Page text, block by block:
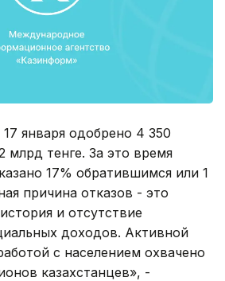
января одобрено 4 350
млрд тенге. За это время
17% обратившимся или 1
причина отказов - это
и отсутствие
доходов. Активной
с населением охвачено
казахстанцев», -